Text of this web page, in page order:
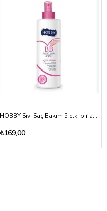
HOBBY Sıvı Saç Bakım 5 etki bir arada Kremi Bb 250 ml
₺169,00